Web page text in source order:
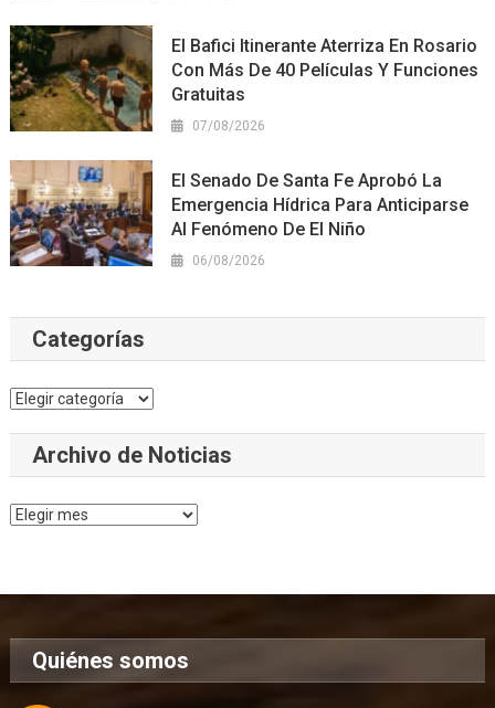
El Bafici Itinerante Aterriza En Rosario
Con Más De 40 Películas Y Funciones
Gratuitas
07/08/2026
El Senado De Santa Fe Aprobó La
Emergencia Hídrica Para Anticiparse
Al Fenómeno De El Niño
06/08/2026
Categorías
Categorías
Archivo de Noticias
Archivo
Quiénes somos